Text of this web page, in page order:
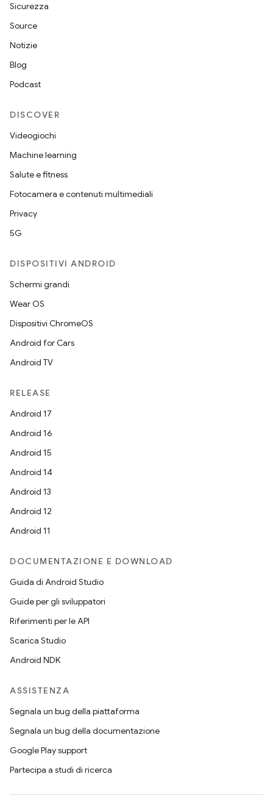
Sicurezza
Source
Notizie
Blog
Podcast
DISCOVER
Videogiochi
Machine learning
Salute e fitness
Fotocamera e contenuti multimediali
Privacy
5G
DISPOSITIVI ANDROID
Schermi grandi
Wear OS
Dispositivi ChromeOS
Android for Cars
Android TV
RELEASE
Android 17
Android 16
Android 15
Android 14
Android 13
Android 12
Android 11
DOCUMENTAZIONE E DOWNLOAD
Guida di Android Studio
Guide per gli sviluppatori
Riferimenti per le API
Scarica Studio
Android NDK
ASSISTENZA
Segnala un bug della piattaforma
Segnala un bug della documentazione
Google Play support
Partecipa a studi di ricerca